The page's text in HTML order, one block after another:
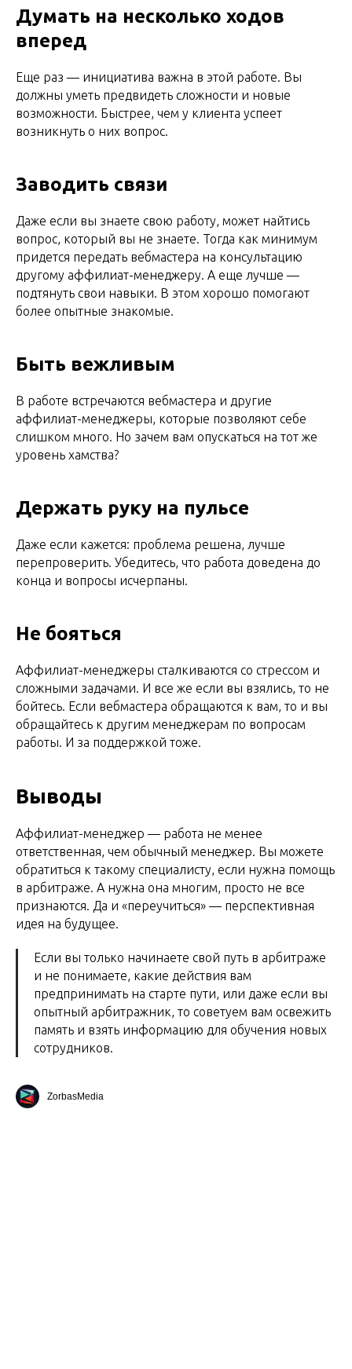
Думать на несколько ходов
вперед
Еще раз — инициатива важна в этой работе. Вы
должны уметь предвидеть сложности и новые
возможности. Быстрее, чем у клиента успеет
возникнуть о них вопрос.
Заводить связи
Даже если вы знаете свою работу, может найтись
вопрос, который вы не знаете. Тогда как минимум
придется передать вебмастера на консультацию
другому аффилиат-менеджеру. А еще лучше —
подтянуть свои навыки. В этом хорошо помогают
более опытные знакомые.
Быть вежливым
В работе встречаются вебмастера и другие
аффилиат-менеджеры, которые позволяют себе
слишком много. Но зачем вам опускаться на тот же
уровень хамства?
Держать руку на пульсе
Даже если кажется: проблема решена, лучше
перепроверить. Убедитесь, что работа доведена до
конца и вопросы исчерпаны.
Не бояться
Аффилиат-менеджеры сталкиваются со стрессом и
сложными задачами. И все же если вы взялись, то не
бойтесь. Если вебмастера обращаются к вам, то и вы
обращайтесь к другим менеджерам по вопросам
работы. И за поддержкой тоже.
Выводы
Аффилиат-менеджер — работа не менее
ответственная, чем обычный менеджер. Вы можете
обратиться к такому специалисту, если нужна помощь
в арбитраже. А нужна она многим, просто не все
признаются. Да и «переучиться» — перспективная
идея на будущее.
Если вы только начинаете свой путь в арбитраже
и не понимаете, какие действия вам
предпринимать на старте пути, или даже если вы
опытный арбитражник, то советуем вам освежить
память и взять информацию для обучения новых
сотрудников.
ZorbasMedia